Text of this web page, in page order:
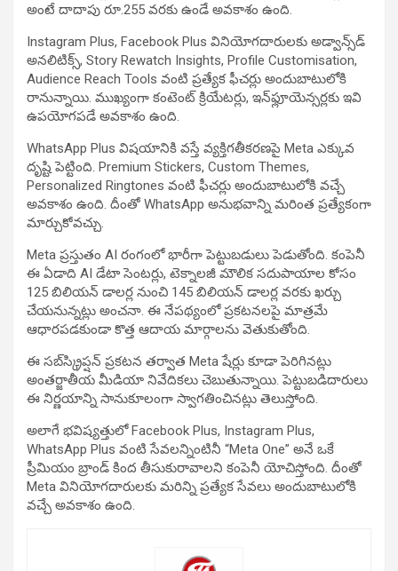
అంటే దాదాపు రూ.255 వరకు ఉండే అవకాశం ఉంది.
Instagram Plus, Facebook Plus వినియోగదారులకు అడ్వాన్స్‌డ్
అనలిటిక్స్, Story Rewatch Insights, Profile Customisation,
Audience Reach Tools వంటి ప్రత్యేక ఫీచర్లు అందుబాటులోకి
రానున్నాయి. ముఖ్యంగా కంటెంట్ క్రియేటర్లు, ఇన్‌ఫ్లూయెన్సర్లకు ఇవి
ఉపయోగపడే అవకాశం ఉంది.
WhatsApp Plus విషయానికి వస్తే వ్యక్తిగతీకరణపై Meta ఎక్కువ
దృష్టి పెట్టింది. Premium Stickers, Custom Themes,
Personalized Ringtones వంటి ఫీచర్లు అందుబాటులోకి వచ్చే
అవకాశం ఉంది. దీంతో WhatsApp అనుభవాన్ని మరింత ప్రత్యేకంగా
మార్చుకోవచ్చు.
Meta ప్రస్తుతం AI రంగంలో భారీగా పెట్టుబడులు పెడుతోంది. కంపెనీ
ఈ ఏడాది AI డేటా సెంటర్లు, టెక్నాలజీ మౌలిక సదుపాయాల కోసం
125 బిలియన్ డాలర్ల నుంచి 145 బిలియన్ డాలర్ల వరకు ఖర్చు
చేయనున్నట్లు అంచనా. ఈ నేపథ్యంలో ప్రకటనలపై మాత్రమే
ఆధారపడకుండా కొత్త ఆదాయ మార్గాలను వెతుకుతోంది.
ఈ సబ్‌స్క్రిప్షన్ ప్రకటన తర్వాత Meta షేర్లు కూడా పెరిగినట్లు
అంతర్జాతీయ మీడియా నివేదికలు చెబుతున్నాయి. పెట్టుబడిదారులు
ఈ నిర్ణయాన్ని సానుకూలంగా స్వాగతించినట్లు తెలుస్తోంది.
అలాగే భవిష్యత్తులో Facebook Plus, Instagram Plus,
WhatsApp Plus వంటి సేవలన్నింటినీ “Meta One” అనే ఒకే
ప్రీమియం బ్రాండ్ కింద తీసుకురావాలని కంపెనీ యోచిస్తోంది. దీంతో
Meta వినియోగదారులకు మరిన్ని ప్రత్యేక సేవలు అందుబాటులోకి
వచ్చే అవకాశం ఉంది.